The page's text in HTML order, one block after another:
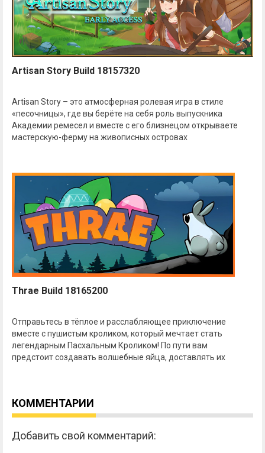
Artisan Story Build 18157320
Artisan Story – это атмосферная ролевая игра в стиле
«песочницы», где вы берёте на себя роль выпускника
Академии ремесел и вместе с его близнецом открываете
мастерскую-ферму на живописных островах
Thrae Build 18165200
Отправьтесь в тёплое и расслабляющее приключение
вместе с пушистым кроликом, который мечтает стать
легендарным Пасхальным Кроликом! По пути вам
предстоит создавать волшебные яйца, доставлять их
КОММЕНТАРИИ
Добавить свой комментарий: